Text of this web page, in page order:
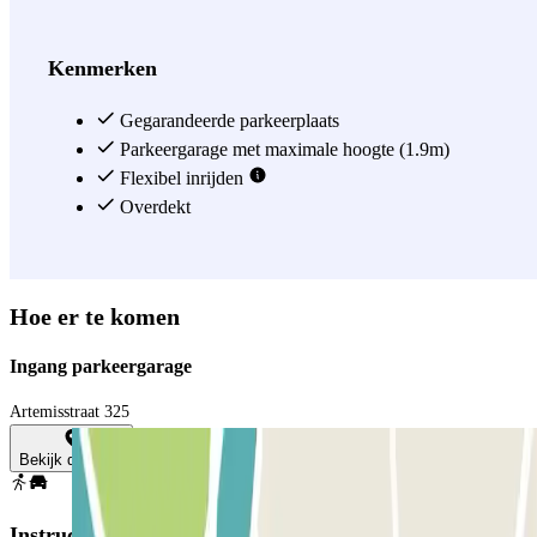
Kenmerken
Gegarandeerde parkeerplaats
Parkeergarage met maximale hoogte (1.9m)
Flexibel inrijden
Overdekt
Hoe er te komen
Ingang parkeergarage
Artemisstraat 325
Bekijk de kaart